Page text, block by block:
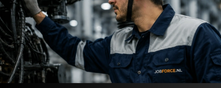
Debeste voorwaarden
Industrie in onsDNA
Persoonlijkgeregeld